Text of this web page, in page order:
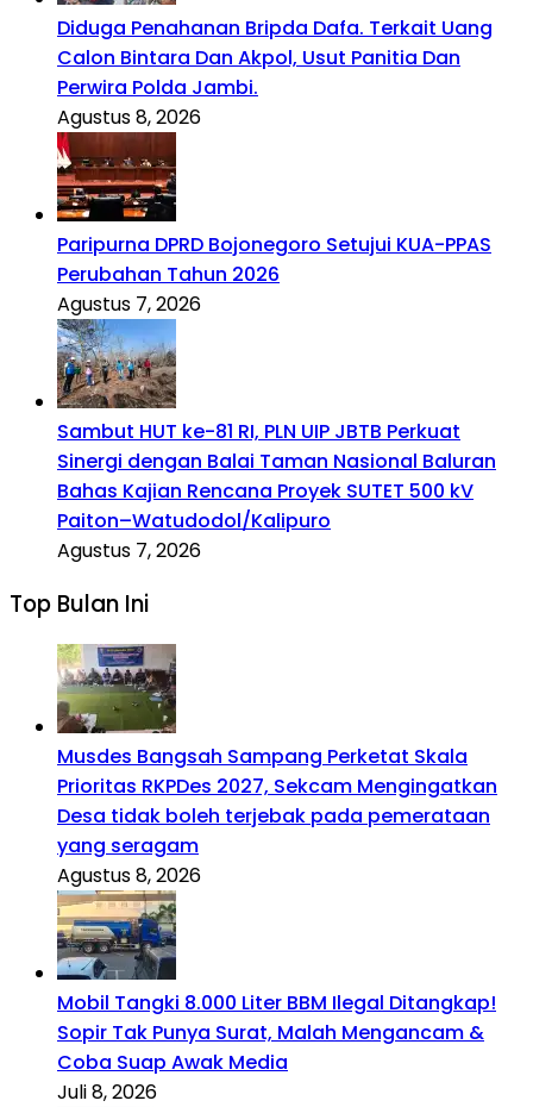
Diduga Penahanan Bripda Dafa. Terkait Uang
Calon Bintara Dan Akpol, Usut Panitia Dan
Perwira Polda Jambi.
Agustus 8, 2026
Paripurna DPRD Bojonegoro Setujui KUA-PPAS
Perubahan Tahun 2026
Agustus 7, 2026
Sambut HUT ke-81 RI, PLN UIP JBTB Perkuat
Sinergi dengan Balai Taman Nasional Baluran
Bahas Kajian Rencana Proyek SUTET 500 kV
Paiton–Watudodol/Kalipuro
Agustus 7, 2026
Top Bulan Ini
Musdes Bangsah Sampang Perketat Skala
Prioritas RKPDes 2027, Sekcam Mengingatkan
Desa tidak boleh terjebak pada pemerataan
yang seragam
Agustus 8, 2026
Mobil Tangki 8.000 Liter BBM Ilegal Ditangkap!
Sopir Tak Punya Surat, Malah Mengancam &
Coba Suap Awak Media
Juli 8, 2026